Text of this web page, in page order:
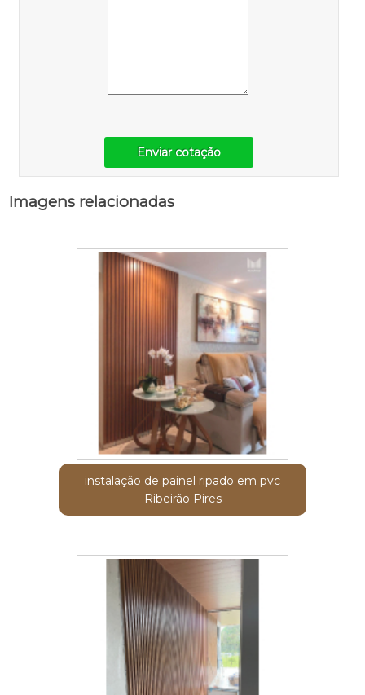
Enviar cotação
Imagens relacionadas
instalação de painel ripado em pvc
Ribeirão Pires